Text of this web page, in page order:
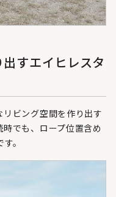
すエイヒレスタ
リビング空間を作り出す
でも、ロープ位置含め
。